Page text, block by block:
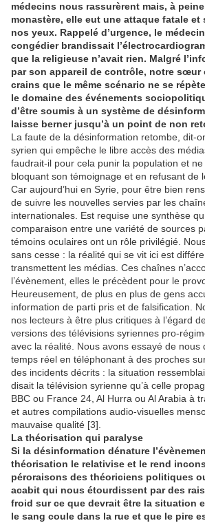
médecins nous rassurèrent mais, à
monastère, elle eut une attaque fatale et
nos yeux. Rappelé d’urgence, le
congédier brandissait
que la religieuse n’avait rien. Malgré
par son appareil de contrôle, notre sœur
crains que le même scénario ne se
le domaine des événements
d’être soumis à un système de
laisse berner jusqu’à un point de non
La faute de la désinformation retombe, dit-
syrien qui empêche le libre accès des
faudrait-il pour cela punir la population et ne
bloquant son témoignage et en refusant de
Car aujourd’hui en Syrie, pour être bien
de suivre les nouvelles servies par les
internationales. Est requise une synthèse
comparaison entre une variété de sources
témoins oculaires ont un rôle privilégié.
sans cesse : la réalité qui se vit ici est
transmettent les médias. Ces chaînes
l’évènement, elles le précèdent pour le
Heureusement, de plus en plus de gens
information de parti pris et de falsification.
nos lecteurs à être plus critiques à l’égard
versions des télévisions syriennes pro-
avec la réalité. Nous avons essayé de nous
temps réel en téléphonant à des proches
des incidents décrits : la situation
disait la télévision syrienne qu’à celle
BBC ou France 24, Al Hurra ou Al Arabia à
et autres compilations audio-visuelles
mauvaise qualité [3].
La théorisation qui paralyse
Si la désinformation dénature
théorisation le relativise et le rend
péroraisons des théoriciens politiques
acabit qui nous étourdissent par des
froid sur ce que devrait être la situation
le sang coule dans la rue et que le pire